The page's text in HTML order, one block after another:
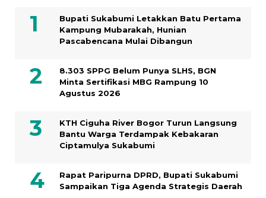
Bupati Sukabumi Letakkan Batu Pertama
Kampung Mubarakah, Hunian
Pascabencana Mulai Dibangun
8.303 SPPG Belum Punya SLHS, BGN
Minta Sertifikasi MBG Rampung 10
Agustus 2026
KTH Ciguha River Bogor Turun Langsung
Bantu Warga Terdampak Kebakaran
Ciptamulya Sukabumi
Rapat Paripurna DPRD, Bupati Sukabumi
Sampaikan Tiga Agenda Strategis Daerah